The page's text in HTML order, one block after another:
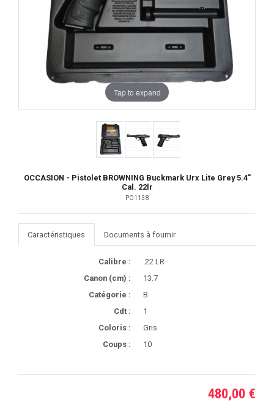
Tap to expand
OCCASION - Pistolet BROWNING Buckmark Urx Lite Grey 5.4"
Cal. 22lr
PO1138
Caractéristiques Documents à fournir
Calibre :
.22 LR
Canon (cm) :
13.7
Catégorie :
B
Cdt :
1
Coloris :
Gris
Coups :
10
480,00 €